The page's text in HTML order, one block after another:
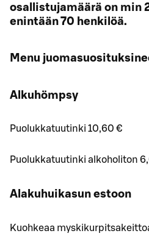
osallistujamäärä on min
enintään 70 henkilöä.
Menu
Alkuhömpsy
Puolukkatuutinki 10,60 €
Puolukkatuutinki alkoholiton
Alakuhuikasun estoon
Kuohkeaa